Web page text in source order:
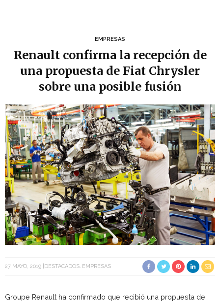
EMPRESAS
Renault confirma la recepción de
una propuesta de Fiat Chrysler
sobre una posible fusión
27 MAYO, 2019 DESTACADOS EMPRESAS
Groupe Renault ha confirmado que recibió una propuesta de